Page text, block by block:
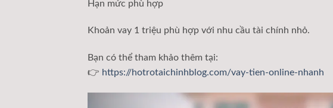
Hạn mức phù hợp
Khoản vay 1 triệu phù hợp với nhu cầu tài chính nhỏ.
Bạn có thể tham khảo thêm tại:
👉 https://hotrotaichinhblog.com/vay-tien-online-nhanh